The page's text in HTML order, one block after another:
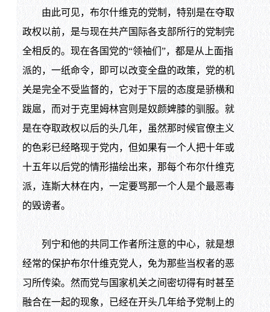
由此可见，布尔什维克的党制，特别是在夺取
政权以前，是与现在共产国际各支部所行的党制完
全相反的。现在各国党的“领袖们”，都是从上面指
派的，一纸命令，即可以改变全盘的政策，党的机
关是完全不受监督的，它对于下层的态度是骄横和
跋扈，而对于克里姆林宫则是奴颜婢膝的驯服。就
是在夺取政权以后的头几年，虽然那时候官僚主义
的色彩已经略现于党内，但如果有一个人把十年或
十五年以后党的情形描绘出来，那每个布尔什维克
派，连斯大林在内，一定要骂那一个人是个最恶毒
的毁谤者。
列宁和他的共同工作者所注意的中心，就是想
经常的保护布尔什维克党人，免为那些当权者的恶
习所传染。然而党与国家机关之间密切得有时甚至
融合在一起的现象，已经在开头几年给予党制上的